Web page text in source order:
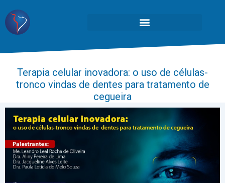
Terapia celular inovadora: o uso de células-
tronco vindas de dentes para tratamento de
cegueira